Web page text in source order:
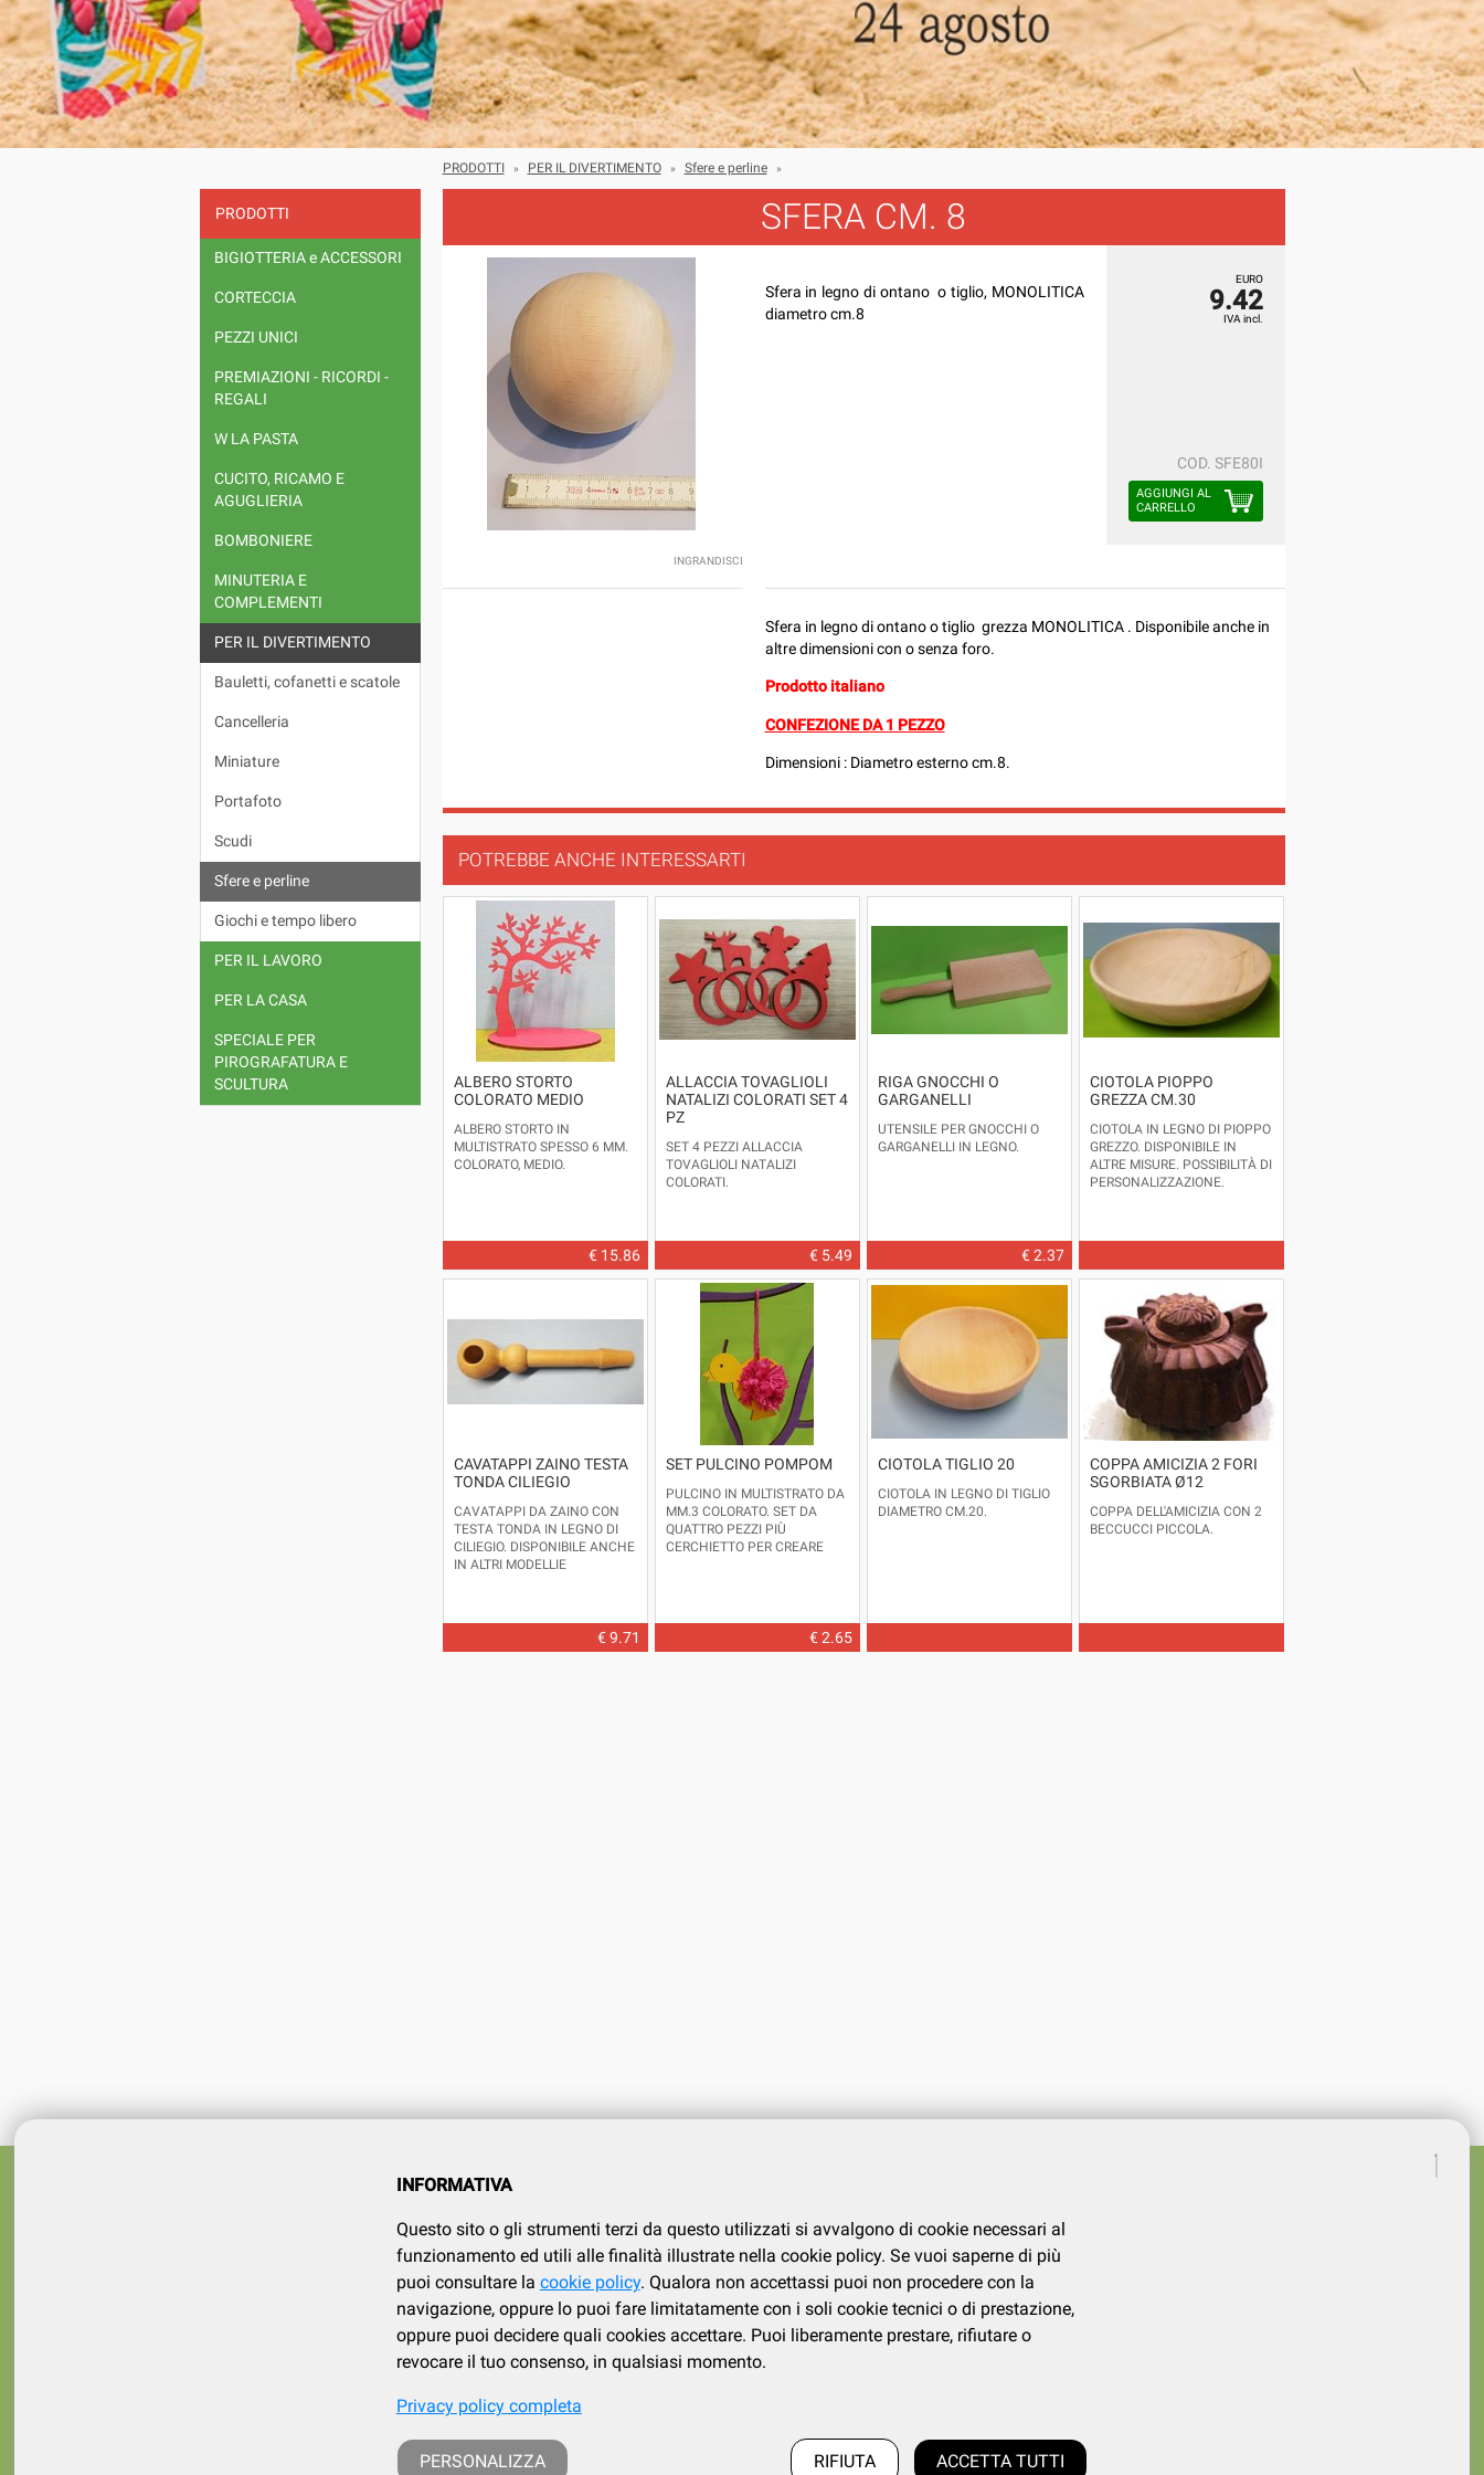
PRODOTTI
BIGIOTTERIA e ACCESSORI
CORTECCIA
PEZZI UNICI
PREMIAZIONI - RICORDI -
REGALI
W LA PASTA
CUCITO, RICAMO E
AGUGLIERIA
BOMBONIERE
MINUTERIA E
COMPLEMENTI
PER IL DIVERTIMENTO
Bauletti, cofanetti e scatole
Cancelleria
Miniature
Portafoto
Scudi
Sfere e perline
Giochi e tempo libero
PER IL LAVORO
PER LA CASA
SPECIALE PER
PIROGRAFATURA E
SCULTURA
PRODOTTI » PER IL DIVERTIMENTO » Sfere e perline »
SFERA CM. 8
INGRANDISCI
Sfera in legno di ontano o tiglio, MONOLITICA
diametro cm.8
EURO
9.42
IVA incl.
COD. SFE80I
AGGIUNGI AL
CARRELLO
Sfera in legno di ontano o tiglio grezza MONOLITICA . Disponibile anche in
altre dimensioni con o senza foro.
Prodotto italiano
CONFEZIONE DA 1 PEZZO
Dimensioni : Diametro esterno cm.8.
POTREBBE ANCHE INTERESSARTI
ALBERO STORTO
COLORATO MEDIO
ALBERO STORTO IN
MULTISTRATO SPESSO 6 MM.
COLORATO, MEDIO.
€ 15.86
ALLACCIA TOVAGLIOLI
NATALIZI COLORATI SET 4
PZ
SET 4 PEZZI ALLACCIA
TOVAGLIOLI NATALIZI
COLORATI.
€ 5.49
RIGA GNOCCHI O
GARGANELLI
UTENSILE PER GNOCCHI O
GARGANELLI IN LEGNO.
€ 2.37
CIOTOLA PIOPPO
GREZZA CM.30
CIOTOLA IN LEGNO DI PIOPPO
GREZZO. DISPONIBILE IN
ALTRE MISURE. POSSIBILITÀ DI
PERSONALIZZAZIONE.
CAVATAPPI ZAINO TESTA
TONDA CILIEGIO
CAVATAPPI DA ZAINO CON
TESTA TONDA IN LEGNO DI
CILIEGIO. DISPONIBILE ANCHE
IN ALTRI MODELLIE
CM.14 - DIAMETRO CM. 3,3€ 9.71
SET PULCINO POMPOM
PULCINO IN MULTISTRATO DA
MM.3 COLORATO. SET DA
QUATTRO PEZZI PIÙ
CERCHIETTO PER CREARE
COLORI DISPONIBILI: AZZURRO
- GIALLO - VERDE -ROSA (
€ 2.65
CIOTOLA TIGLIO 20
CIOTOLA IN LEGNO DI TIGLIO
DIAMETRO CM.20.
COPPA AMICIZIA 2 FORI
SGORBIATA Ø12
COPPA DELL'AMICIZIA CON 2
BECCUCCI PICCOLA.
SERVIZIO CLIENTI
Contatti
Privacy
Cookies policy
Frazione Fila, 106/c, Loc. Trivero, 13835 Valdilana (BI) | tel. 015.737.634
p. iva / cod.fiscale : IT 02339730026 - iscrizione al registro Imprese di Biella e Vercelli: 02339730026
iscritta al REA presso la CCIAA di Biella al numero BI 186883, Capitale Sociale i.v.: euro 10.000,00
INFORMATIVA
Questo sito o gli strumenti terzi da questo utilizzati si avvalgono di cookie necessari al
funzionamento ed utili alle finalità illustrate nella cookie policy. Se vuoi saperne di più
puoi consultare la cookie policy. Qualora non accettassi puoi non procedere con la
navigazione, oppure lo puoi fare limitatamente con i soli cookie tecnici o di prestazione,
oppure puoi decidere quali cookies accettare. Puoi liberamente prestare, rifiutare o
revocare il tuo consenso, in qualsiasi momento.
Privacy policy completa
PERSONALIZZA RIFIUTA ACCETTA TUTTI